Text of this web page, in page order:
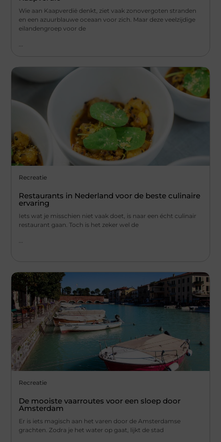
Wie aan Kaapverdië denkt, ziet vaak zonovergoten stranden
en een azuurblauwe oceaan voor zich. Maar deze veelzijdige
eilandengroep voor de
...
Recreatie
Restaurants in Nederland voor de beste culinaire
ervaring
Iets wat je misschien niet vaak doet, is naar een écht culinair
restaurant gaan. Toch is het zeker wel de
...
Recreatie
De mooiste vaarroutes voor een sloep door
Amsterdam
Er is iets magisch aan het varen door de Amsterdamse
grachten. Zodra je het water op gaat, lijkt de stad